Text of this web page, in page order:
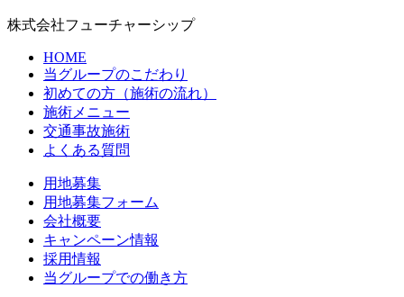
株式会社フューチャーシップ
HOME
当グループのこだわり
初めての方（施術の流れ）
施術メニュー
交通事故施術
よくある質問
用地募集
用地募集フォーム
会社概要
キャンペーン情報
採用情報
当グループでの働き方